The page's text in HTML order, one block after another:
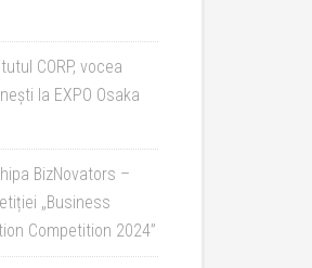
CORP, vocea
la EXPO Osaka
BizNovators –
„Business
Competition 2024”